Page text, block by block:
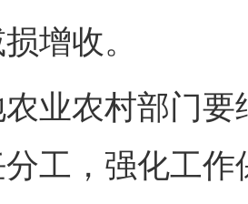
增收。
农村部门要
工，强化工